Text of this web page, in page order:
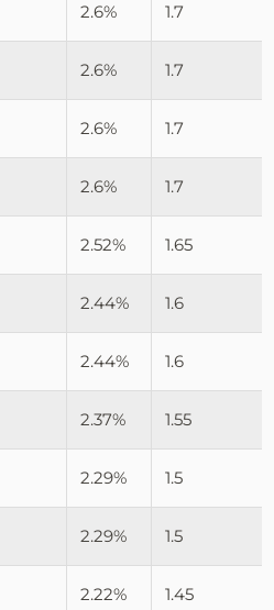
2.6% 1.7
2.6% 1.7
2.6% 1.7
2.6% 1.7
2.52% 1.65
2.44% 1.6
2.44% 1.6
2.37% 1.55
2.29% 1.5
2.29% 1.5
2.22% 1.45